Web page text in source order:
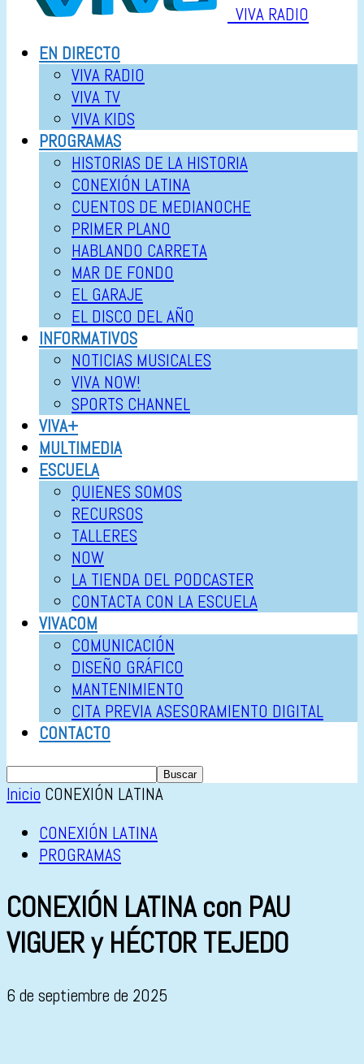
VIVA RADIO
EN DIRECTO
VIVA RADIO
VIVA TV
VIVA KIDS
PROGRAMAS
HISTORIAS DE LA HISTORIA
CONEXIÓN LATINA
CUENTOS DE MEDIANOCHE
PRIMER PLANO
HABLANDO CARRETA
MAR DE FONDO
EL GARAJE
EL DISCO DEL AÑO
INFORMATIVOS
NOTICIAS MUSICALES
VIVA NOW!
SPORTS CHANNEL
VIVA+
MULTIMEDIA
ESCUELA
QUIENES SOMOS
RECURSOS
TALLERES
NOW
LA TIENDA DEL PODCASTER
CONTACTA CON LA ESCUELA
VIVACOM
COMUNICACIÓN
DISEÑO GRÁFICO
MANTENIMIENTO
CITA PREVIA ASESORAMIENTO DIGITAL
CONTACTO
Inicio CONEXIÓN LATINA
CONEXIÓN LATINA
PROGRAMAS
CONEXIÓN LATINA con PAU
VIGUER y HÉCTOR TEJEDO
6 de septiembre de 2025